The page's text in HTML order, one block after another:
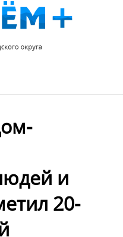
и
20-